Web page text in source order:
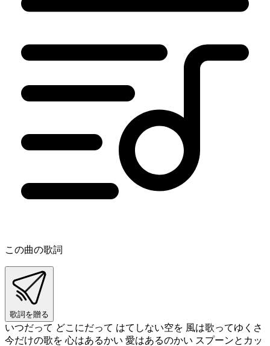
この曲の歌詞
歌詞を贈る
いつだって どこにだって はてしない空を 風は歌ってゆくさ
今だけの歌を 心はあるかい 愛はあるのかい スプーンとカッ